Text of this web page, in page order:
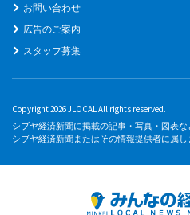
お問い合わせ
広告のご案内
スタッフ募集
Copyright 2026 JLOCAL All rights reserved.
シブヤ経済新聞に掲載の記事・写真・図表
シブヤ経済新聞またはその情報提供者に属し